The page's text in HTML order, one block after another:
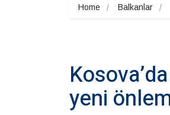
Home Balkanlar
yeni